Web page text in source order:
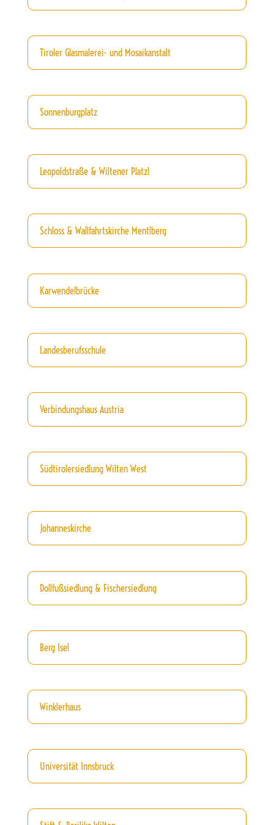
Tiroler Glasmalerei- und Mosaikanstalt
Sonnenburgplatz
Leopoldstraße & Wiltener Platzl
Schloss & Wallfahrtskirche Mentlberg
Karwendelbrücke
Landesberufsschule
Verbindungshaus Austria
Südtirolersiedlung Wilten West
Johanneskirche
Dollfußsiedlung & Fischersiedlung
Berg Isel
Winklerhaus
Universität Innsbruck